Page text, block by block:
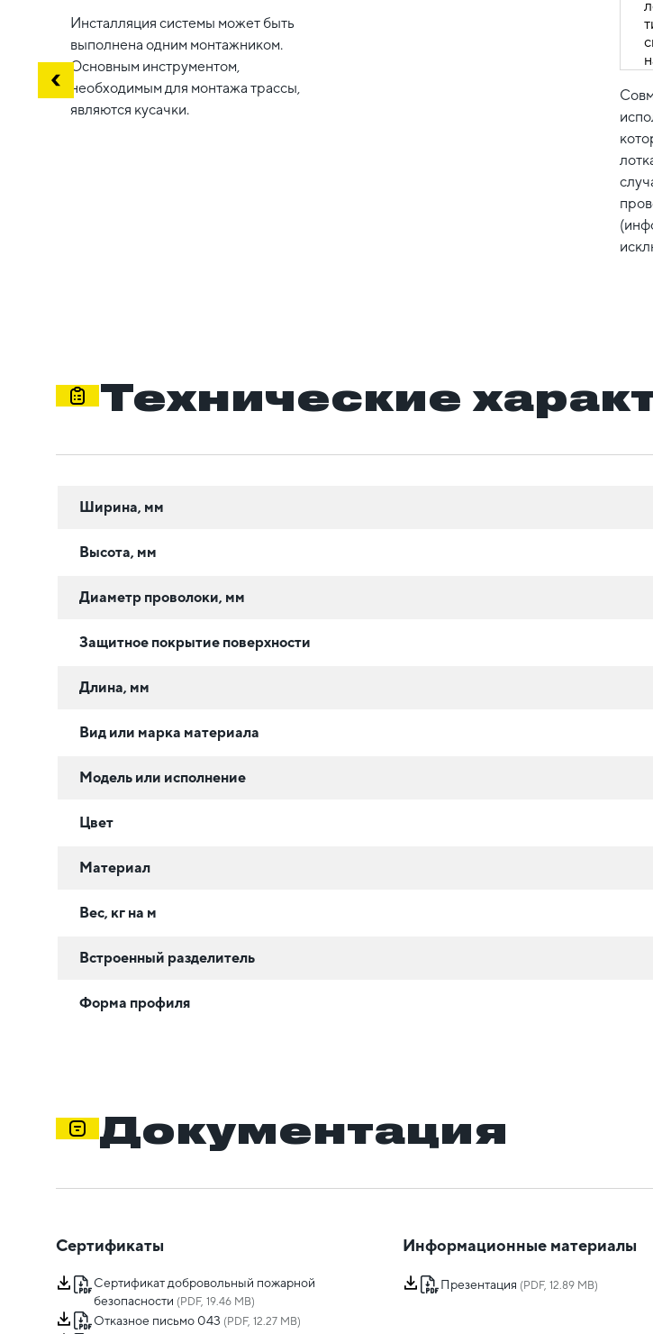
Инсталляция системы может быть
выполнена одним монтажником.
Основным инструментом,
необходимым для монтажа трассы,
являются кусачки.
Технические
Ширина, мм
Высота, мм
Диаметр проволоки, мм
Защитное покрытие поверхности
Длина, мм
Вид или марка материала
Модель или исполнение
Цвет
Материал
Вес, кг на м
Встроенный разделитель
Форма профиля
Документация
Сертификаты
Сертификат добровольный пожарной
безопасности (PDF, 19.46 MB)
Отказное письмо 043 (PDF, 12.27 MB)
Информационные материалы
Презентация (PDF, 12.89 MB)